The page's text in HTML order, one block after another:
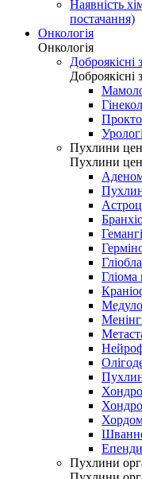
Наявність
постачання)
Онкологія
Онкологія
Доброякісні
Доброякісні
Пухлини
Пухлини
Гліома
Пухлини